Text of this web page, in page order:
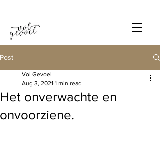
Post
Het onverwachte en
onvoorziene.
Vol Gevoel
Aug 3, 2021 1 min read